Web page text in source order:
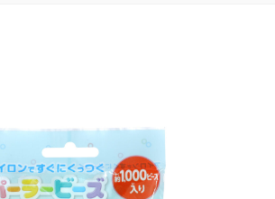
お客様サポート
パーラーキャンバス
知育効果